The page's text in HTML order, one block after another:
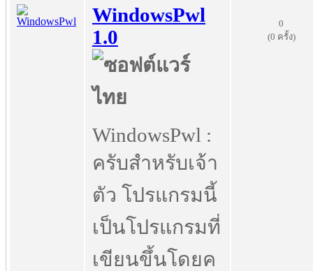
WindowsPwl
1.0
WindowsPwl :
ครับสำหรับเจ้า
ตัว โปรแกรมนี้
เป็นโปรแกรมที่
เขียนขึ้นโดยค
0
(0 ครั้ง)